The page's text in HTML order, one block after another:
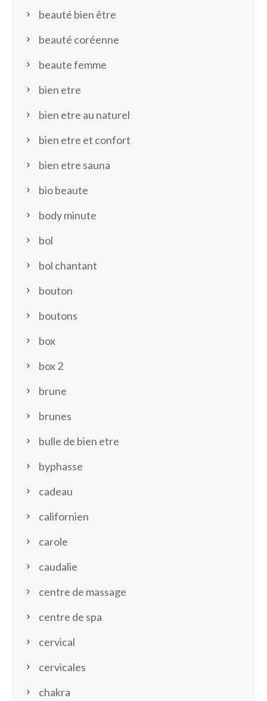
beauté bien être
beauté coréenne
beaute femme
bien etre
bien etre au naturel
bien etre et confort
bien etre sauna
bio beaute
body minute
bol
bol chantant
bouton
boutons
box
box 2
brune
brunes
bulle de bien etre
byphasse
cadeau
californien
carole
caudalie
centre de massage
centre de spa
cervical
cervicales
chakra